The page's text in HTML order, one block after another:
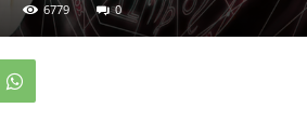
6779 0